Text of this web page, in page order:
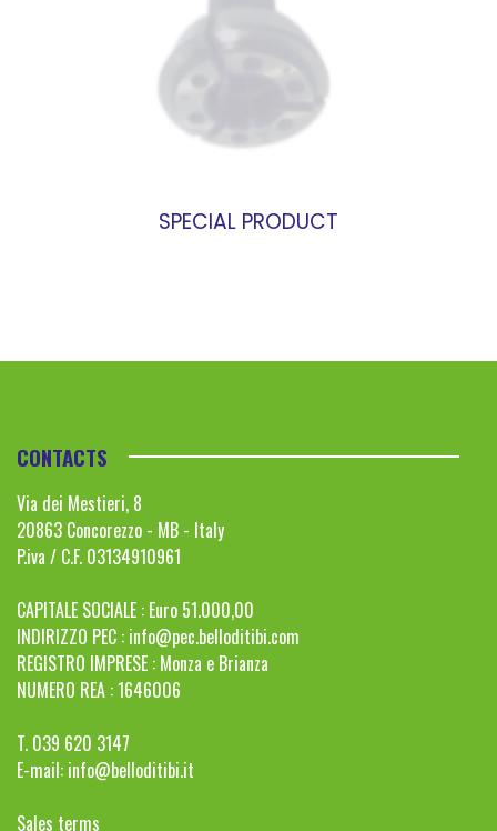
SPECIAL PRODUCT
CONTACTS
Via dei Mestieri, 8
20863 Concorezzo - MB - Italy
P.iva / C.F. 03134910961
CAPITALE SOCIALE : Euro 51.000,00
INDIRIZZO PEC : info@pec.belloditibi.com
REGISTRO IMPRESE : Monza e Brianza
NUMERO REA : 1646006
T. 039 620 3147
E-mail: info@belloditibi.it
Sales terms